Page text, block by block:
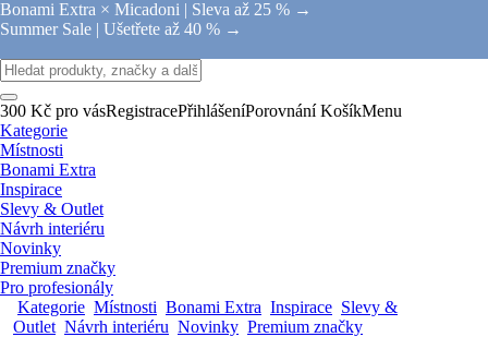
Bonami Extra × Micadoni | Sleva až 25 % →
Summer Sale | Ušetřete až 40 % →
300 Kč pro vásRegistracePřihlášeníPorovnání KošíkMenu
Kategorie
Místnosti
Bonami Extra
Inspirace
Slevy & Outlet
Návrh interiéru
Novinky
Premium značky
Pro profesionály
Kategorie Místnosti Bonami Extra Inspirace Slevy &
Outlet Návrh interiéru Novinky Premium značky